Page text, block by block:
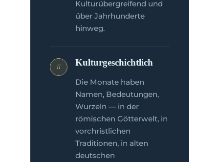
Kulturübergreifend und
über Jahrhunderte
hinweg.
II Kulturgeschichtlich
Die Monate haben
Namen, Bedeutungen,
Wurzeln — in der
römischen Götterwelt, in
vorchristlichen
Traditionen, in alten
deutschen